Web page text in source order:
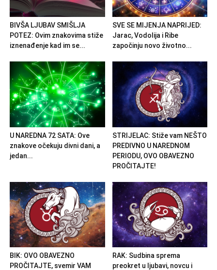
BIVŠA LJUBAV SMIŠLJA
POTEZ: Ovim znakovima stiže
iznenađenje kad im se...
SVE SE MIJENJA NAPRIJED:
Jarac, Vodolija i Ribe
započinju novo životno...
U NAREDNA 72 SATA: Ove
znakove očekuju divni dani, a
jedan...
STRIJELAC: Stiže vam NEŠTO
PREDIVNO U NAREDNOM
PERIODU, OVO OBAVEZNO
PROČITAJTE!
BIK: OVO OBAVEZNO
PROČITAJTE, svemir VAM
RAK: Sudbina sprema
preokret u ljubavi, novcu i